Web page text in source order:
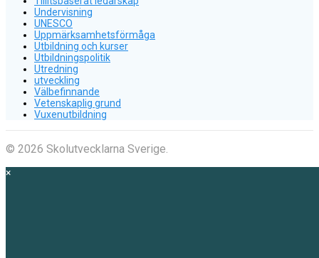
Undervisning
UNESCO
Uppmärksamhetsförmåga
Utbildning och kurser
Utbildningspolitik
Utredning
utveckling
Välbefinnande
Vetenskaplig grund
Vuxenutbildning
© 2026 Skolutvecklarna Sverige.
×